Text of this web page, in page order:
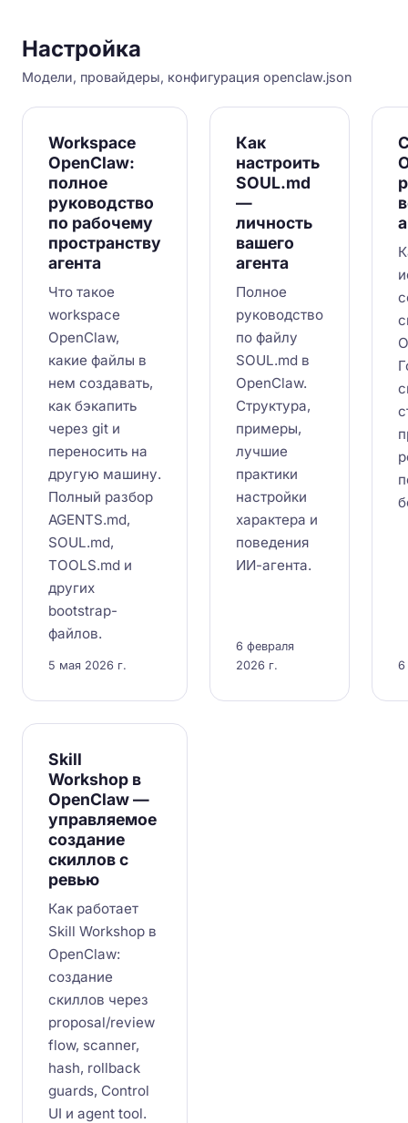
Настройка
Модели, провайдеры, конфигурация openclaw.json
Workspace
OpenClaw:
полное
руководство
по рабочему
пространству
агента
Что такое
workspace
OpenClaw,
какие файлы в
нем создавать,
как бэкапить
через git и
переносить на
другую машину.
Полный разбор
AGENTS.md,
SOUL.md,
TOOLS.md и
других
bootstrap-
файлов.
5 мая 2026 г.
Как
настроить
SOUL.md
—
личность
вашего
агента
Полное
руководство
по файлу
SOUL.md в
OpenClaw.
Структура,
примеры,
лучшие
практики
настройки
характера и
поведения
ИИ-агента.
6 февраля
2026 г.
6
Skill
Workshop в
OpenClaw —
управляемое
создание
скиллов с
ревью
Как работает
Skill Workshop в
OpenClaw:
создание
скиллов через
proposal/review
flow, scanner,
hash, rollback
guards, Control
UI и agent tool.